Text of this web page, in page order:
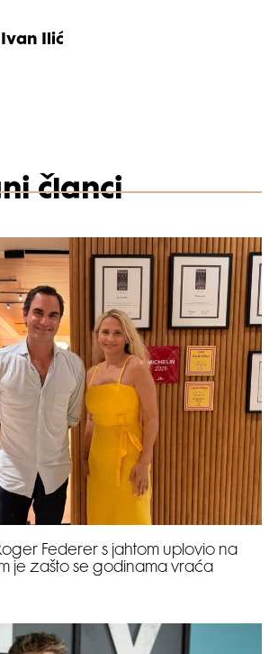
Ivan Ilić
članci
Roger Federer s jahtom uplovio na
je zašto se godinama vraća